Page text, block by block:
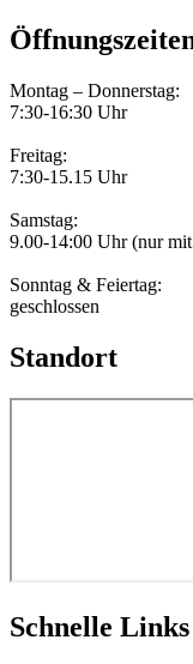
Montag – Donnerstag:
7:30-16:30 Uhr
Freitag:
7:30-15.15 Uhr
Samstag:
9.00-14:00 Uhr (nur
Sonntag & Feiertag:
geschlossen
Standort
Schnelle Links